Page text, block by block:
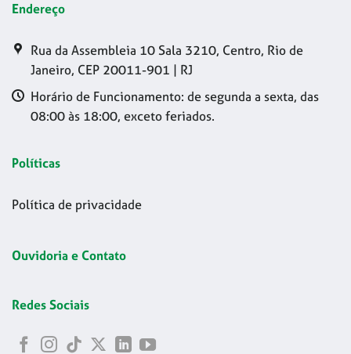
Endereço
Rua da Assembleia 10 Sala 3210, Centro, Rio de
Janeiro, CEP 20011-901 | RJ
Horário de Funcionamento: de segunda a sexta, das
08:00 às 18:00, exceto feriados.
Políticas
Política de privacidade
Ouvidoria e Contato
Redes Sociais